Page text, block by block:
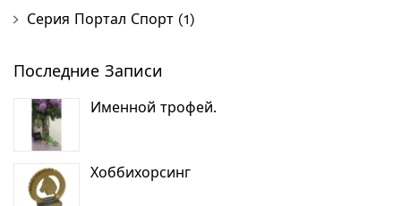
Серия Портал Спорт (1)
Последние Записи
Именной трофей.
Хоббихорсинг